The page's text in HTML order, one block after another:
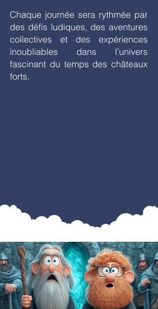
Chaque journée sera rythmée par
des défis ludiques, des aventures
collectives et des expériences
inoubliables dans l’univers
fascinant du temps des châteaux
forts.